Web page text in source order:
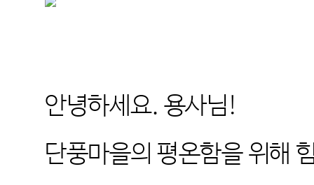
안녕하세요. 용사님!
단풍마을의 평온함을 위해